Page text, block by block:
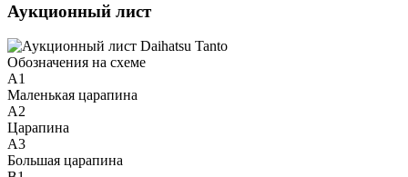
Аукционный лист
Обозначения на схеме
A1
Маленькая царапина
A2
Царапина
A3
Большая царапина